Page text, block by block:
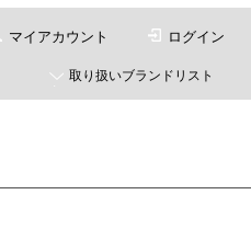
マイアカウント ログイン
取り扱いブランドリスト